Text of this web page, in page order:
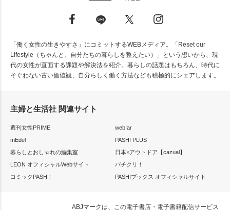
「働く女性の生きやすさ」にコミットするWEBメディア。「Reset our
Lifestyle（ちゃんと、自分たちの暮らしを整えたい）」という想いから、現
代の女性が直面する課題や解決法を紹介。暮らしの話題はもちろん、時代に
そぐわない古い価値観、自分らしく働く方法なども積極的にシェアします。
主婦と生活社 関連サイト
週刊女性PRIME
web!ar
mEdel
PASH! PLUS
暮らしとおしゃれの編集室
日本×アウトドア【cazual】
LEON オフィシャルWebサイト
パチクリ！
コミックPASH！
PASH!ブックス オフィシャルサイト
ABJマークは、この電子書店・電子書籍配信サービス